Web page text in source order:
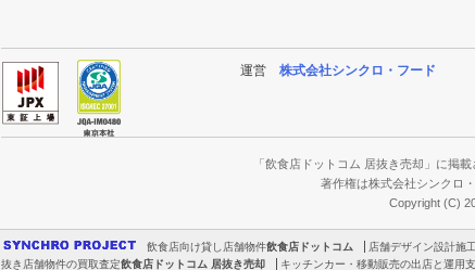
東京23区のカラオケ・パブ・スナックの居抜き売却物件の案件
東京23区のバーの居抜き売却物件の案件一覧
東京23区の居酒屋・ダイニングバーの居抜き売却物件の案件
東京23区の和食の居抜き売却物件の案件一覧
世田谷区のカラオケ・パブ・スナックの居抜き売却物件の案件
世田谷区のバーの居抜き売却物件の案件一覧
世田谷区の居酒屋・ダイニングバーの居抜き売却物件の案件一
世田谷区の洋食の居抜き売却物件の案件一覧
等々力駅の20坪以下の飲食店の居抜き売却物件の案件一覧
東京23区の20坪以下のカフェの居抜き売却物件の案件一覧
運営 株式会社シンクロ・フード
「飲食店ドットコム 居抜き売却」に掲
著作権は株式会社シンクロ
Copyright (C)
飲食店向け貸し店舗物件飲食店ドットコム 店舗デザイン設計施工
抜き店舗物件の買取査定飲食店ドットコム 居抜き売却 キッチンカー・移動販売の出店と運用